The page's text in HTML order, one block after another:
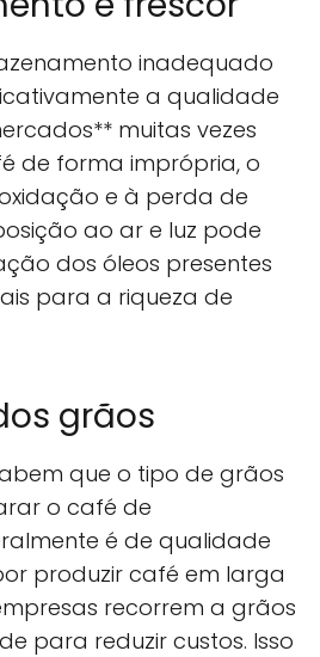
inadequado
a qualidade
muitas vezes
de forma imprópria, o
e à perda de
ao ar e luz pode
dos óleos presentes
para a riqueza de
grãos
que o tipo de grãos
o café de
é de qualidade
produzir café em larga
recorrem a grãos
para reduzir custos. Isso